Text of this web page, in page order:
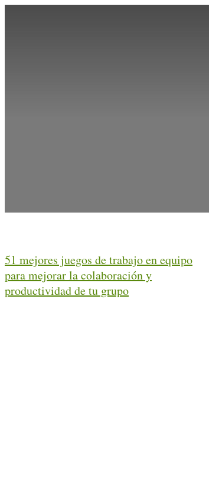
51 mejores juegos de trabajo en equipo
para mejorar la colaboración y
productividad de tu grupo